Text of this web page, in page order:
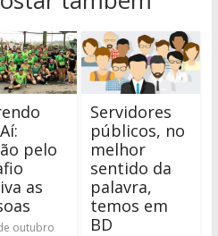
pelo
as
outubro
Servidores
públicos, no
melhor
sentido da
palavra,
temos em
BD